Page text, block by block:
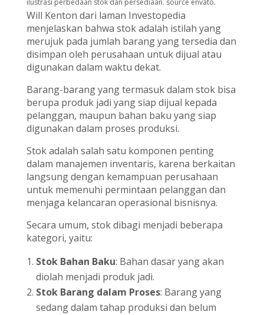
ilustrasi perbedaan stok dan persediaan. source envato
Will Kenton dari laman Investopedia
menjelaskan bahwa stok adalah istilah yang
merujuk pada jumlah barang yang tersedia dan
disimpan oleh perusahaan untuk dijual atau
digunakan dalam waktu dekat.
Barang-barang yang termasuk dalam stok bisa
berupa produk jadi yang siap dijual kepada
pelanggan, maupun bahan baku yang siap
digunakan dalam proses produksi.
Stok adalah salah satu komponen penting
dalam manajemen inventaris, karena berkaitan
langsung dengan kemampuan perusahaan
untuk memenuhi permintaan pelanggan dan
menjaga kelancaran operasional bisnisnya.
Secara umum, stok dibagi menjadi beberapa
kategori, yaitu:
Stok Bahan Baku: Bahan dasar yang akan
diolah menjadi produk jadi.
Stok Barang dalam Proses: Barang yang
sedang dalam tahap produksi dan belum